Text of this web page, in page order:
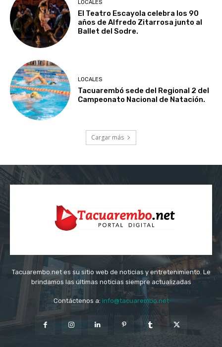
LOCALES
El Teatro Escayola celebra los 90
años de Alfredo Zitarrosa junto al
Ballet del Sodre.
LOCALES
Tacuarembó sede del Regional 2 del
Campeonato Nacional de Natación.
Cargar más
Tacuarembo.net es su sitio web de noticias y entretenimiento. Le
brindamos las últimas noticias siempre actualizadas
Contáctenos a: info@tacuarembo.net